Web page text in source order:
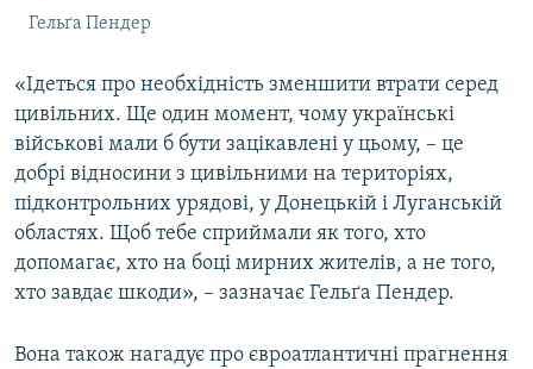
Гельґа Пендер
«Ідеться про необхідність зменшити втрати серед
цивільних. Ще один момент, чому українські
військові мали б бути зацікавлені у цьому, – це
добрі відносини з цивільними на територіях,
підконтрольних урядові, у Донецькій і Луганській
областях. Щоб тебе сприймали як того, хто
допомагає, хто на боці мирних жителів, а не того,
хто завдає шкоди», – зазначає Гельґа Пендер.
Вона також нагадує про євроатлантичні прагнення